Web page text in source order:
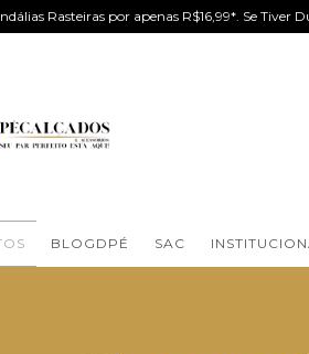
Rasteiras por apenas R$16,99*. Se Tiver
BLOGDPÉ SAC